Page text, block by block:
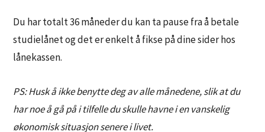
Du har totalt 36 måneder du kan ta pause fra å betale
studielånet og det er enkelt å fikse på dine sider hos
lånekassen.
PS: Husk å ikke benytte deg av alle månedene, slik at du
har noe å gå på i tilfelle du skulle havne i en vanskelig
økonomisk situasjon senere i livet.